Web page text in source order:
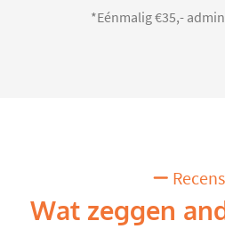
*Eénmalig €35,-
Wat zeggen